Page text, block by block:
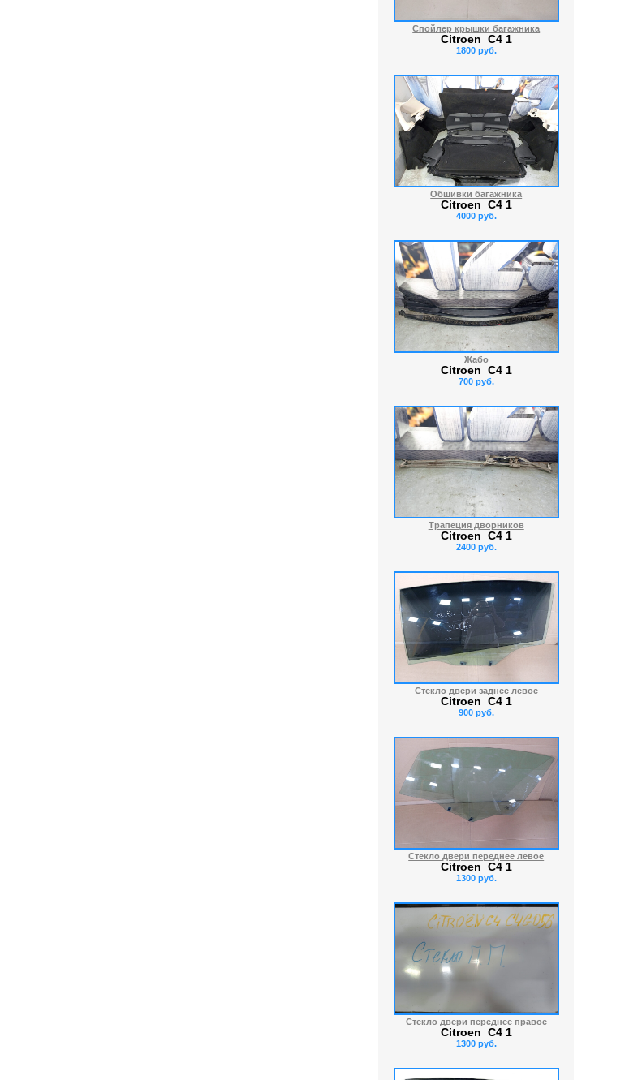
Спойлер крышки багажника
Citroen C4 1
1800 руб.
Обшивки багажника
Citroen C4 1
4000 руб.
Жабо
Citroen C4 1
700 руб.
Трапеция дворников
Citroen C4 1
2400 руб.
Стекло двери заднее левое
Citroen C4 1
900 руб.
Стекло двери переднее левое
Citroen C4 1
1300 руб.
Стекло двери переднее правое
Citroen C4 1
1300 руб.